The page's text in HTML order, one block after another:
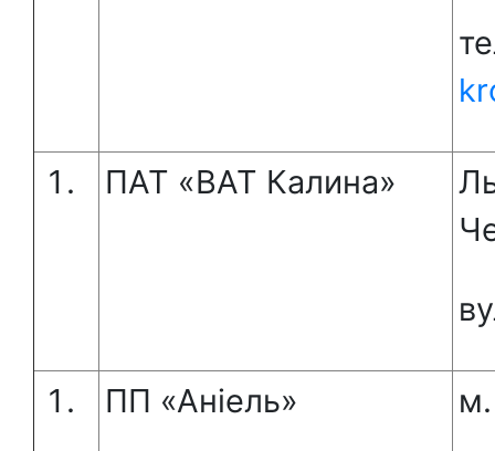
ПАТ «ВАТ Калина»
ПП «Аніель»